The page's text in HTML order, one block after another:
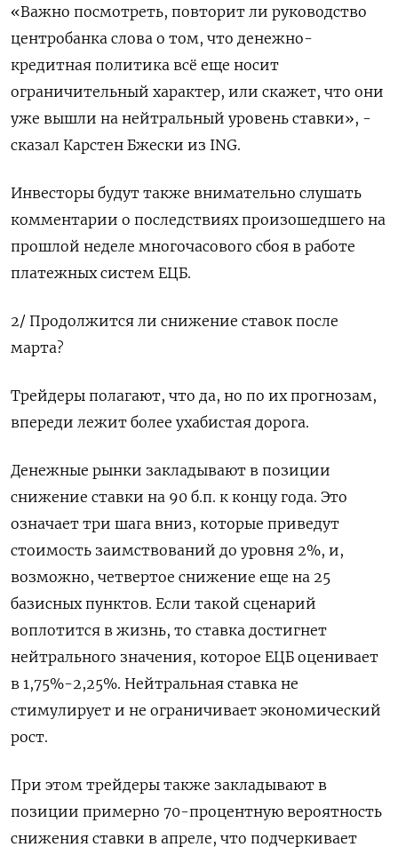
«Важно посмотреть, повторит ли руководство
центробанка слова о том, что денежно-
кредитная политика всё еще носит
ограничительный характер, или скажет, что они
уже вышли на нейтральный уровень ставки», -
сказал Карстен Бжески из ING.
Инвесторы будут также внимательно слушать
комментарии о последствиях произошедшего на
прошлой неделе многочасового сбоя в работе
платежных систем ЕЦБ.
2/ Продолжится ли снижение ставок после
марта?
Трейдеры полагают, что да, но по их прогнозам,
впереди лежит более ухабистая дорога.
Денежные рынки закладывают в позиции
снижение ставки на 90 б.п. к концу года. Это
означает три шага вниз, которые приведут
стоимость заимствований до уровня 2%, и,
возможно, четвертое снижение еще на 25
базисных пунктов. Если такой сценарий
воплотится в жизнь, то ставка достигнет
нейтрального значения, которое ЕЦБ оценивает
в 1,75%-2,25%. Нейтральная ставка не
стимулирует и не ограничивает экономический
рост.
При этом трейдеры также закладывают в
позиции примерно 70-процентную вероятность
снижения ставки в апреле, что подчеркивает